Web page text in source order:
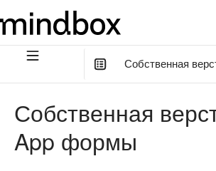
Собственная
Поддержка функций в шаблоне
Как перейти к настройке
Собственная
App формы